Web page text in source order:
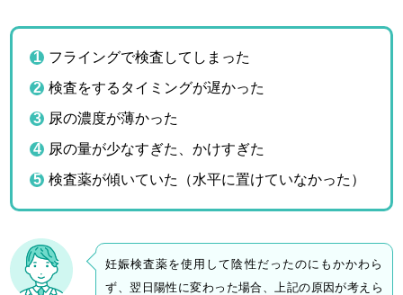
フライングで検査してしまった
検査をするタイミングが遅かった
尿の濃度が薄かった
尿の量が少なすぎた、かけすぎた
検査薬が傾いていた（水平に置けていなかった）
妊娠検査薬を使用して陰性だったのにもかかわら
ず、翌日陽性に変わった場合、上記の原因が考えら